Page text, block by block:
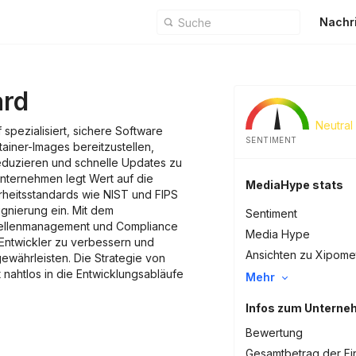
spezialisiert, sichere Software
Images bereitzustellen,
und schnelle Updates zu
legt Wert auf die
wie NIST und FIPS
ein. Mit dem
und Compliance
zu verbessern und
Die Strategie von
in die Entwicklungsabläufe
Neutral
SENTIMENT
MediaHype stats
Sentiment
Media Hype
Ansichten zu
Mehr
Infos zum
Bewertung
Gesamtbetrag der